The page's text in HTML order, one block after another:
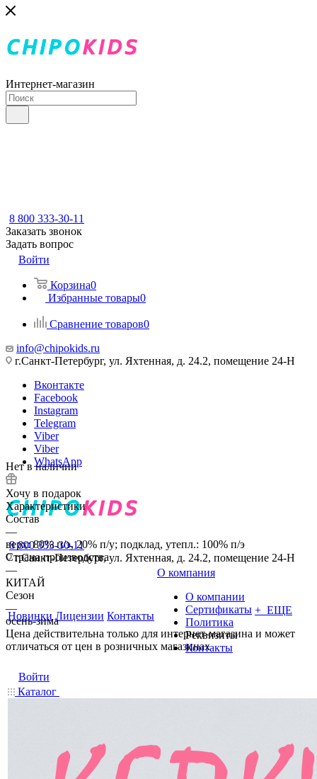
Интернет-магазин
8 800 333-30-11
Заказать звонок
Задать вопрос
Войти
Корзина0
Избранные товары0
Сравнение товаров0
info@chipokids.ru
г.Санкт-Петербург, ул. Яхтенная, д. 24.2, помещение 24-Н
Вконтакте
Facebook
Instagram
Telegram
Viber
Viber
WhatsApp
8 800 333-30-11
г.Санкт-Петербург, ул. Яхтенная, д. 24.2, помещение 24-Н
Новинки Лицензии Контакты
О компания
О компании
Сертификаты
Политика
Реквизиты
Контакты
+ ЕЩЕ
Войти
Каталог
Нет в наличии
Хочу в подарок
Характеристики
Состав
—
верх: 80% п/э, 20% п/у; подклад, утепл.: 100% п/э
Страна производства
—
КИТАЙ
Сезон
—
осень-зима
Цена действительна только для интернет-магазина и может
отличаться от цен в розничных магазинах